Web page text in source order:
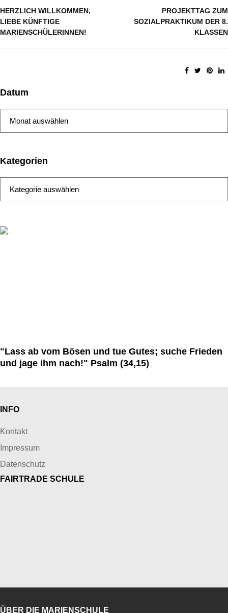
HERZLICH WILLKOMMEN,
LIEBE KÜNFTIGE
MARIENSCHÜLERINNEN!
PROJEKTTAG ZUM
SOZIALPRAKTIKUM DER 8.
KLASSEN
Datum
Kategorien
"Lass ab vom Bösen und tue Gutes; suche Frieden
und jage ihm nach!" Psalm (34,15)
INFO
Kontakt
Impressum
Datenschutz
FAIRTRADE SCHULE
ÜBER DIE MARIENSCHULE